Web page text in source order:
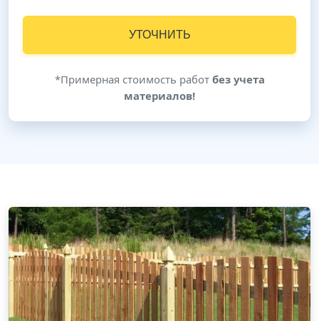
УТОЧНИТЬ
*Примерная стоимость работ без учета
материалов!